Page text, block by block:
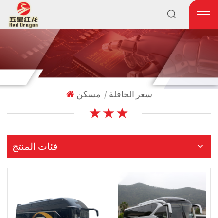
مسكن | سعر الحافلة
★ ★ ★
فئات المنتج